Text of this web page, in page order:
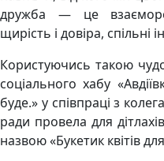
дружба — це
щирість і довіра, спільні
Користуючись такою
соціального хабу
буде.» у співпраці з
ради провела для
назвою «Букетик квітів